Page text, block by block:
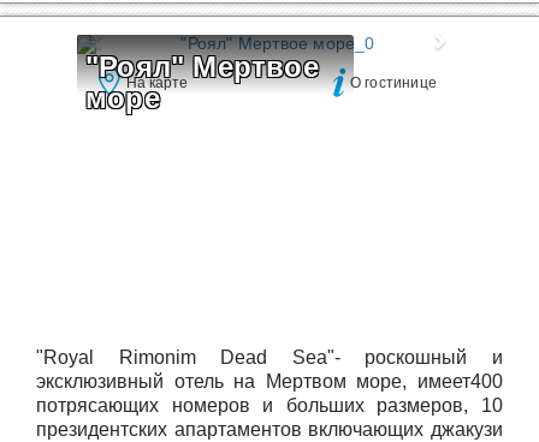
"Роял" Мертвое
море
На карте О гостинице
"Royal Rimonim Dead Sea"- роскошный и
эксклюзивный отель на Мертвом море, имеет400
потрясающих номеров и больших размеров, 10
президентских апартаментов включающих джакузи